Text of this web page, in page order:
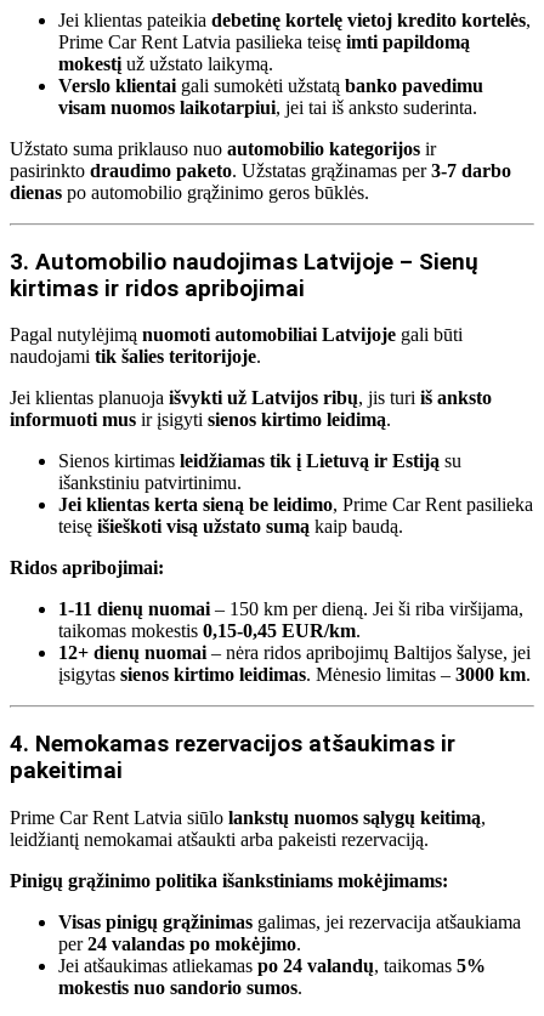
Jei klientas pateikia debetinę kortelę vietoj kredito kortelės,
Prime Car Rent Latvia pasilieka teisę imti papildomą
mokestį už užstato laikymą.
Verslo klientai gali sumokėti užstatą banko pavedimu
visam nuomos laikotarpiui, jei tai iš anksto suderinta.
Užstato suma priklauso nuo automobilio kategorijos ir
pasirinkto draudimo paketo. Užstatas grąžinamas per3-7 darbo
dienas po automobilio grąžinimo geros būklės.
3. Automobilio naudojimas Latvijoje – Sienų
kirtimas ir ridos apribojimai
Pagal nutylėjimą nuomoti automobiliai Latvijoje gali būti
naudojami tik šalies teritorijoje.
Jei klientas planuoja išvykti už Latvijos ribų, jis turi iš anksto
informuoti mus ir įsigyti sienos kirtimo leidimą.
Sienos kirtimas leidžiamas tik į Lietuvą ir Estiją su
išankstiniu patvirtinimu.
Jei klientas kerta sieną be leidimo, Prime Car Rent pasilieka
teisę išieškoti visą užstato sumą kaip baudą.
Ridos apribojimai:
1-11 dienų nuomai – 150 km per dieną. Jei ši riba viršijama,
taikomas mokestis 0,15-0,45 EUR/km.
12+ dienų nuomai – nėra ridos apribojimų Baltijos šalyse, jei
įsigytas sienos kirtimo leidimas. Mėnesio limitas – 3000 km.
4. Nemokamas rezervacijos atšaukimas ir
pakeitimai
Prime Car Rent Latvia siūlo lankstų nuomos sąlygų keitimą,
leidžiantį nemokamai atšaukti arba pakeisti rezervaciją.
Pinigų grąžinimo politika išankstiniams mokėjimams:
Visas pinigų grąžinimas galimas, jei rezervacija atšaukiama
per24 valandas po mokėjimo.
Jei atšaukimas atliekamas po 24 valandų, taikomas 5%
mokestis nuo sandorio sumos.